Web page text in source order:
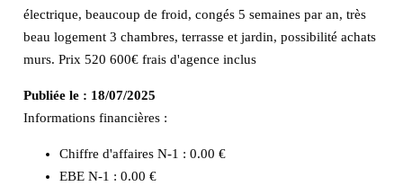
électrique, beaucoup de froid, congés 5 semaines par an, très
beau logement 3 chambres, terrasse et jardin, possibilité achats
murs. Prix 520 600€ frais d'agence inclus
Publiée le : 18/07/2025
Informations financières :
Chiffre d'affaires N-1 : 0.00 €
EBE N-1 : 0.00 €